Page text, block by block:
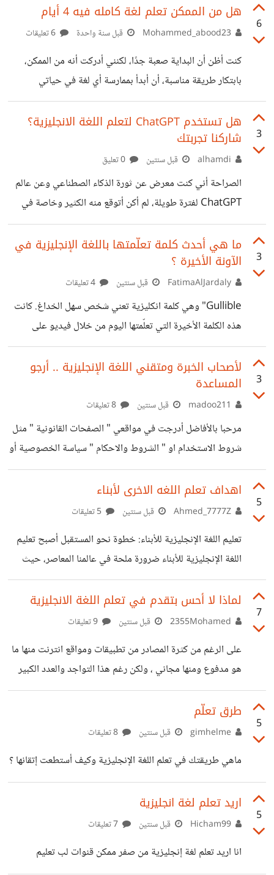
المناسب للجملة ،أريد أن أجعلها جزء من حياتي ،طبعا هذا ليس
إنتقاصا من قيمة لغتي الأم ،لكن هذه اللغة دخلت قلبي بدون
هدفي المنشود ،وأصل لجمهور أوسع.
6
هل من الممكن تعلم لغة كامله فيه 4 أيام
قبل سنة واحدة
كنت أظن أن البداية صعبة جدًا، لكنني أدركت أنه من الممكن،
بابتكار طريقة مناسبة، أن أبدأ بممارسة أي لغة في حياتي
اليومية، مثل الألمانية أو الفرنسية. ليس شرطًا أن يتم ذلك في 4
أيام، فالأهم هو أسلوب التعلم، وليس مجرد الاجتهاد. أؤمن أن
المبدعين في أي مجال ينجحون بفضل أسلوبهم في التعلم، وهناك
طرق متعددة لتحقيق ذلك. هدفي أن أتقن عدة لغات لزيادة
نفوذي وفتح آفاق جديدة. أنا أستخدم الاختصارات والرموز مثل
المبرمجين، حيث أختصر البيانات وأربط رقمًا محددًا بمصطلحات
3
هل تستخدم ChatGPT لتعلم اللغة الانجليزية؟
شاركنا تجربتك
قبل سنتين
الصراحة أني كنت معرض عن ثورة الذكاء الصطناعي وعن عالم
ChatGPT لفترة طويلة، لم أكن أتوقع منه الكثير وخاصة في
مسألة تعلم اللغة الانجليزية، صحيح أنه يقدم بعض المميزات
التي يمكن أن (تساعد) المتعلم، لكن اللغة بشكل عام تحتاج إلى
خطة وممارسة واستمرارية، لا يوجد مصباح سحري يمكن أن
يعطيك (الخلطة) التي تجعلك (طليق) في اللغة الانجليزية بين
ليلة وضحاها. لكن الصراحة، أن ما يقدمه الذكاء الإصطناعي
(ChatGPT مثالا) في مجال تعليم وممارسة اللغة الانجليزية هو
3
ما هي أحدث كلمة تعلّمتها باللغة الإنجليزية في
الآونة الأخيرة ؟
قبل سنتين
Gullible" وهي كلمة انكليزية تعني شخص سهل الخداغ. كانت
هذه الكلمة الأخيرة التي تعلّمتها اليوم من خلال فيديو على
فيسبوك. وقد حرصت كما العادة أن أحفّظ الكلمة في أرشيف
الصور لديّ (من خلال screenshot) ومن ثم أدوّنها في مفكّرتي
الخاصة. وماذا عنك، ما هي أحدث كلمة تعلمتها باللغة الانكليزية ؟
3
لأصحاب الخبرة ومتقني اللغة الإنجليزية .. أرجو
المساعدة
قبل سنتين
مرحبا بالأفاضل أدرجت في مواقعي " الصفحات القانونية " مثل
شروط الاستخدام او " الشروط والاحكام " سياسة الخصوصية أو
"بيان الخصوصية" لقد وقعت في حيرة من أمري لانتقاء
المصطلح الأنسب والأكثر دقة باللغتين كلاهما شروط الاستخدام
= Terms of use الشروط والأحكام. = Terms and
الخصوصية = Privacy statement ملاحظة / أملك مدونات
ومتجر إلكتروني وموقع أخباري فهل يصلح لهم كذلك نفس
المسميات ؟
5
اهداف تعلم اللغه الاخرى لأبناء
قبل سنتين
تعليم اللغة الإنجليزية للأبناء: خطوة نحو المستقبل أصبح تعليم
اللغة الإنجليزية للأبناء ضرورة ملحة في عالمنا المعاصر، حيث
تُعتبر اللغة الإنجليزية بوابة للتواصل مع العالم وفرص التعليم
والعمل. تنمية مهارات الأطفال في اللغة الإنجليزية منذ الصغر
يفتح أمامهم آفاقًا واسعة لبناء مستقبل ناجح. لتحقيق ذلك، يجب
يمكن للآباء الاستعانة بالكتب المصورة، الأغاني، والألعاب
التعليمية التي تجعل عملية التعلم ممتعة وتحفز حب الطفل للغة.
كما يُفضل إدخال اللغة في الأنشطة اليومية مثل
7
لماذا لا أحس بتقدم في تعلم اللغة الانجليزية
قبل سنتين
على الرغم من كثرة المصادر من تطبيقات ومواقع انترنت منها ما
هو مدفوع ومنها مجاني ، ولكن رغم هذا التواجد والعدد الكبير
والواسع للتعلم اللغة الانجليزية إلا أنها لا تضيف أي شيء جديد أو
تقدم بالنسبة لي برأيكم هل هذه المصادر هي مصادر اعتمادية
للتعلم اللغة بدلا من أنك تذهب إلى مدرس وهل هناك منصات أو
متقنا لها وكأنك تعيش منذ زمن بعيد في البلاد الاجنبية وهل هناك
مسار أو
5
طرق تعلّم
قبل سنتين
ماهي طريقتك في تعلم اللغة الإنجليزية وكيف أستطعت إتقانها ؟
5
اريد تعلم لغة انجليزية
قبل سنتين
انا اريد تعلم لغة إنجليزية من صفر ممكن قنوات لب تعليم